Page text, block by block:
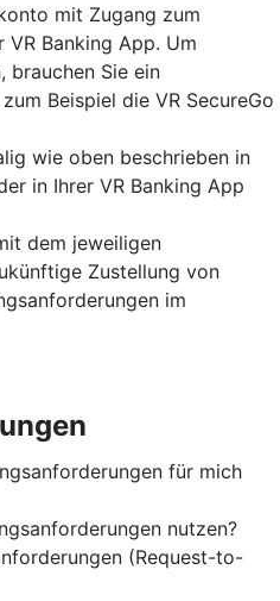
mit Zugang zum
VR Banking App. Um
brauchen Sie ein
Beispiel die VR SecureGo
wie oben beschrieben in
in Ihrer VR Banking App
dem jeweiligen
Zustellung von
im
für mich
nutzen?
(Request-to-